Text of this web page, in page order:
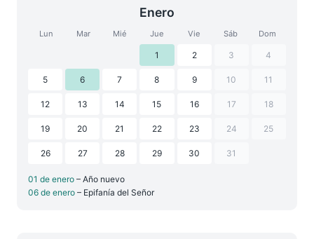
Enero
Lun Mar Mié Jue Vie Sáb Dom
1 2 3 4
5 6 7 8 9 10 11
12 13 14 15 16 17 18
19 20 21 22 23 24 25
26 27 28 29 30 31
01 de enero – Año nuevo
06 de enero – Epifanía del Señor